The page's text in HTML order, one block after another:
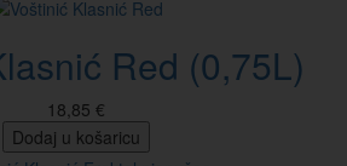
Red (0,75L)
18,85 €
Dodaj u košaricu